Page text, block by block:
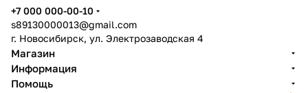
+7 000 000-00-10
s89130000013@gmail.com
г. Новосибирск, ул. Электрозаводская 4
Магазин
Информация
Помощь